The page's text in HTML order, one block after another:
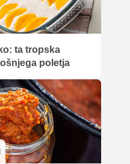
ta tropska
poletja